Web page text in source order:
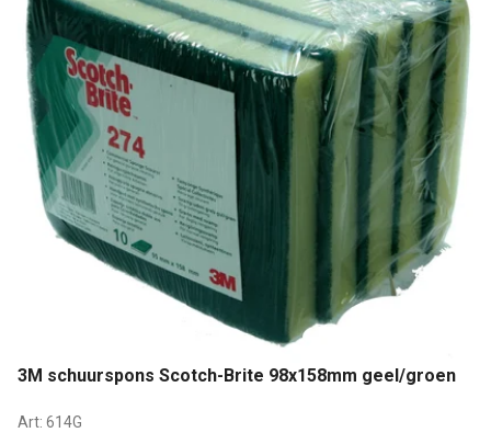
3M schuurspons Scotch-Brite 98x158mm geel/groen
Art: 614G